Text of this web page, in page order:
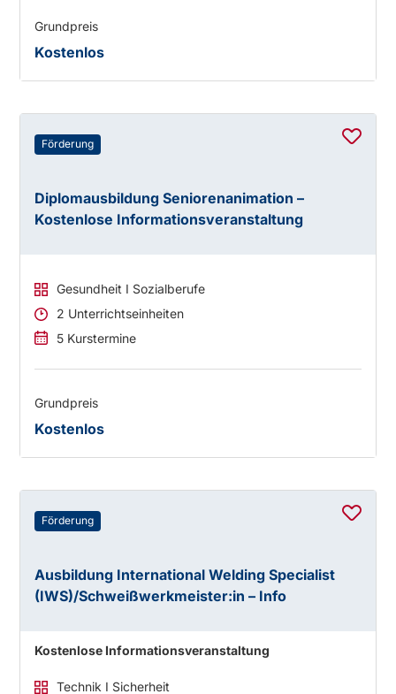
Grundpreis
Kostenlos
Förderung
Diplomausbildung Seniorenanimation –
Kostenlose Informationsveranstaltung
Gesundheit I Sozialberufe
2 Unterrichtseinheiten
5 Kurstermine
Grundpreis
Kostenlos
Förderung
Ausbildung International Welding Specialist
(IWS)/Schweißwerkmeister:in – Info
Kostenlose Informationsveranstaltung
Technik I Sicherheit